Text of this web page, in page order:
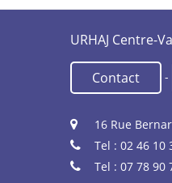
URHAJ Centre-
Contact -
16 Rue
Tel : 02 46 10
Tel : 07 78 90